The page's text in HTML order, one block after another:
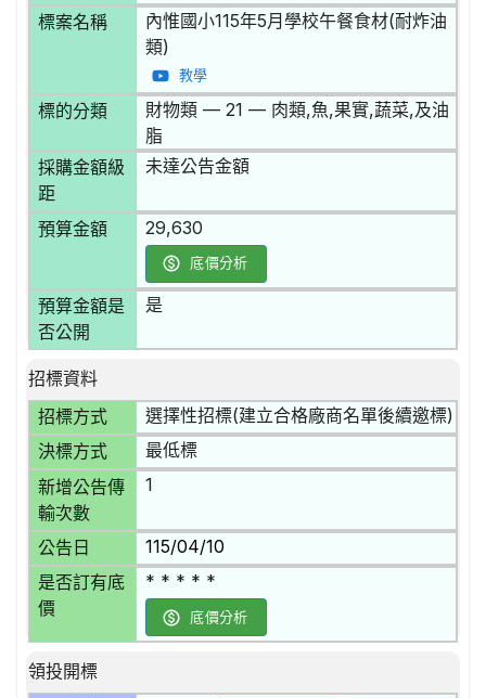
標案名稱
內惟國小115年5月學校午餐食材(耐炸油
類)
教學
標的分類
財物類 — 21 — 肉類,魚,果實,蔬菜,及油
脂
採購金額級
距
未達公告金額
預算金額 29,630
底價分析
預算金額是
否公開
是
招標資料
招標方式
選擇性招標(建立合格廠商名單後續邀標)
決標方式 最低標
新增公告傳
輸次數
1
公告日 115/04/10
是否訂有底
價
* * * * *
底價分析
領投開標